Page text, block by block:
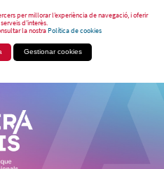
per millorar l’experiència de navegació, i oferir
d’interès.
la nostraPolítica de cookies
Gestionar cookies